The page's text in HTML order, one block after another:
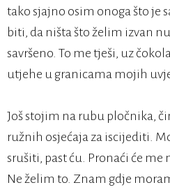
tako sjajno osim onoga što je
biti, da ništa što želim izvan
savršeno. To me tješi, uz
utjehe u granicama mojih
Još stojim na rubu pločnika,
ružnih osjećaja za iscijediti.
srušiti, past ću. Pronaći će me
Ne želim to. Znam gdje